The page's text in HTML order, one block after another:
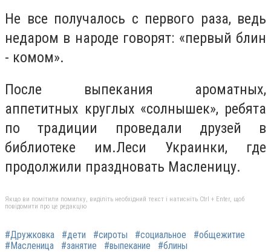
Не все получалось с первого раза, ведь
недаром в народе говорят: «первый блин
- комом».
После выпекания ароматных,
аппетитных круглых «солнышек», ребята
по традиции проведали друзей в
библиотеке им.Леси Украинки, где
продолжили праздновать Масленицу.
Якщо ви помітили помилку, виділіть необхідний текст і натисніть Ctrl + Enter, щоб
повідомити про це редакцію
#Дружковка #дети #сироты #социальное
#общежитие
#Масленица
#занятие #выпекание #блины